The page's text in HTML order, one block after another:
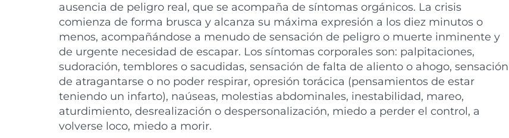
ausencia de peligro real, que se acompaña de síntomas orgánicos. La crisis
comienza de forma brusca y alcanza su máxima expresión a los diez minutos o
menos, acompañándose a menudo de sensación de peligro o muerte inminente y
de urgente necesidad de escapar. Los síntomas corporales son: palpitaciones,
sudoración, temblores o sacudidas, sensación de falta de aliento o ahogo, sensación
de atragantarse o no poder respirar, opresión torácica (pensamientos de estar
teniendo un infarto), naúseas, molestias abdominales, inestabilidad, mareo,
aturdimiento, desrealización o despersonalización, miedo a perder el control, a
volverse loco, miedo a morir.